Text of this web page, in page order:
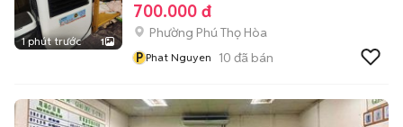
1 phút trước 1
700.000 đ
Phường Phú Thọ Hòa
P Phat Nguyen 10 đã bán